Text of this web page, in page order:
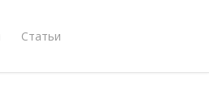
Статьи